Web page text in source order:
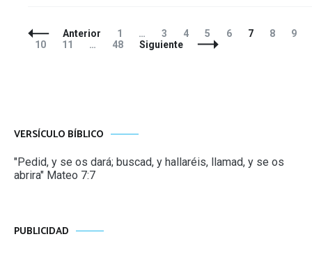
Navegación
de
Anterior Página
1 … Página
3 Página
4 Página
5 Página
6 Página
7 Página
8
9
Página
10 Página
11 … Página
48 Siguiente
VERSÍCULO BÍBLICO
"Pedid, y se os dará; buscad, y hallaréis, llamad, y se os
abrira" Mateo 7:7
PUBLICIDAD